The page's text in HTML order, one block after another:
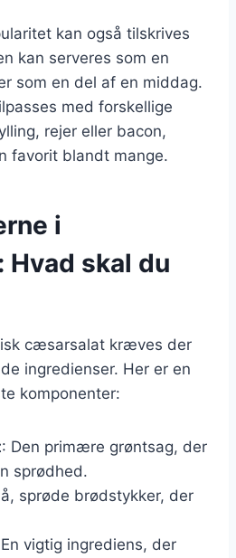
kan også tilskrives
kan serveres som en
som en del af en middag.
med forskellige
rejer eller bacon,
favorit blandt mange.
i
skal du
cæsarsalat kræves der
ingredienser. Her er en
komponenter:
: Den primære grøntsag, der
sprødhed.
sprøde brødstykker, der
vigtig ingrediens, der